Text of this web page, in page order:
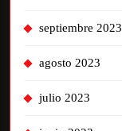
septiembre 2023
agosto 2023
julio 2023